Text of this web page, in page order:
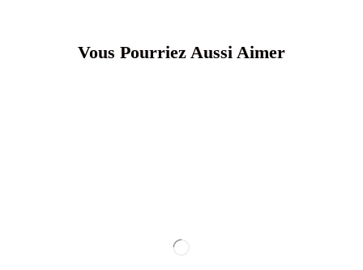
Vous Pourriez Aussi Aimer